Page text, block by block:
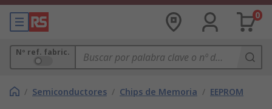
0
Nº ref. fabric.
/ Semiconductores / Chips de Memoria / EEPROM